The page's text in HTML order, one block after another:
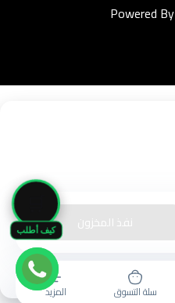
كيف أطلب نفذ المخزون
سلة التسوق المزيد
Powered By